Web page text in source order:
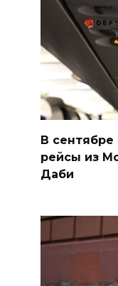
В сентябре
рейсы из
Даби